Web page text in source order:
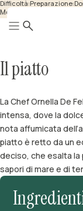
Difficoltà:
Media
Preparazione:
Il piatto
La Chef Ornella De
intensa, dove la
nota affumicata
piatto è retto da un
deciso, che esalta
sapori di mare e di
Squeezers
Benessere
Mielipiù
Pollini
Aceti di miele
Idromiele
Acquavite di
Confezioni
Accessori
Hotel e
Come si
Come si
Come si
Come si usa
Ricette